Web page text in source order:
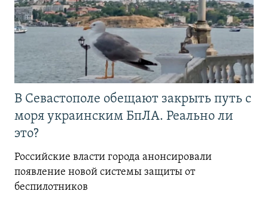
В Севастополе обещают закрыть путь с
моря украинским БпЛА. Реально ли
это?
Российские власти города анонсировали
появление новой системы защиты от
беспилотников